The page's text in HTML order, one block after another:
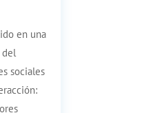
en una
sociales